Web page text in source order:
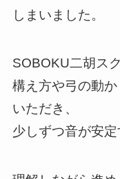
しまいました。
SOBOKU二胡ス
構え方や弓の動
いただき、
少しずつ音が安定